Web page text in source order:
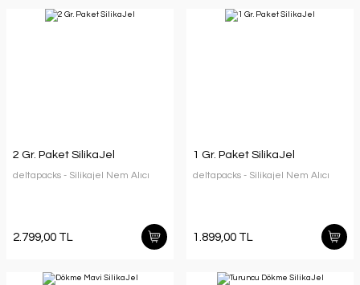
2 Gr. Paket SilikaJel
deltapacks - Silikajel Nem Alıcı
2.799,00 TL
1 Gr. Paket SilikaJel
deltapacks - Silikajel Nem Alıcı
1.899,00 TL